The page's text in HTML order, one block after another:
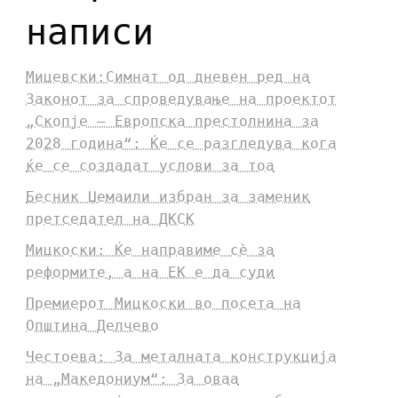
написи
Мицевски:Симнат од дневен ред на
Законот за спроведување на проектот
„Скопје – Европска престолнина за
2028 година“: Ќе се разгледува кога
ќе се создадат услови за тоа
Бесник Џемаили избран за заменик
претседател на ДКСК
Мицкоски: Ќе направиме сè за
реформите, а на ЕК е да суди
Премиерот Мицкоски во посета на
Општина Делчево
Честоева: За металната конструкција
на „Македониум“: За оваа